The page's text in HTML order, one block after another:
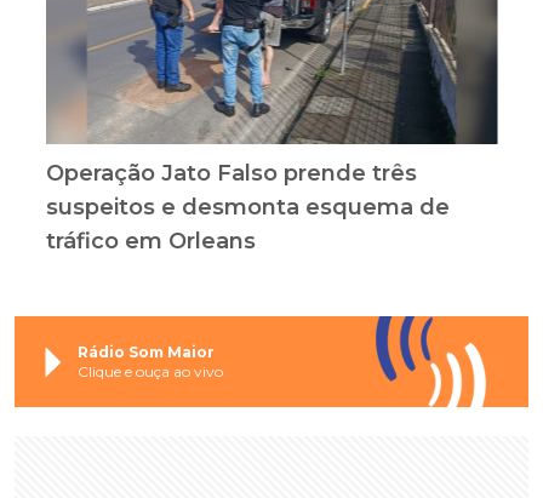
Operação Jato Falso prende três
suspeitos e desmonta esquema de
tráfico em Orleans
Rádio Som Maior
Clique e ouça ao vivo